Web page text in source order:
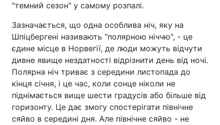
"темний сезон" у самому розпалі.
Зазначається, що одна особлива ніч, яку на
Шпіцбергені називають "полярною ніччю", - це
єдине місце в Норвегії, де люди можуть відчути
дивне явище нездатності відрізнити день від ночі.
Полярна ніч триває з середини листопада до
кінця січня, і це час, коли сонце ніколи не
піднімається вище шести градусів або більше від
горизонту. Це дає змогу спостерігати північне
сяйво в середині дня. Але північне сяйво - не